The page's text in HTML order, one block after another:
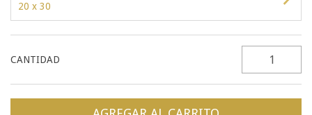
20 x 30
CANTIDAD